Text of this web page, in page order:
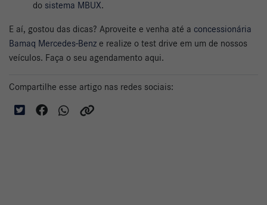
do sistema MBUX.
E aí, gostou das dicas? Aproveite e venha até a concessionária
Bamaq Mercedes-Benz e realize o test drive em um de nossos
veículos. Faça o seu agendamento aqui.
Compartilhe esse artigo nas redes sociais: